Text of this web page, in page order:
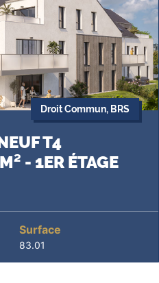
Droit Commun, BRS
T4
- 1ER ÉTAGE
Surface
83.01